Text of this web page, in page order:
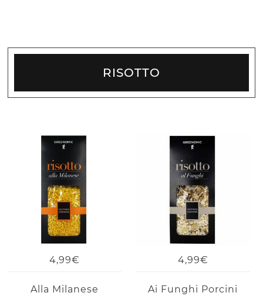
RISOTTO
4,99€
Alla Milanese
4,99€
Ai Funghi Porcini